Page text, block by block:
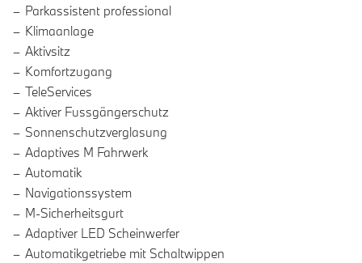
Parkassistent professional
Klimaanlage
Aktivsitz
Komfortzugang
TeleServices
Aktiver Fussgängerschutz
Sonnenschutzverglasung
Adaptives M Fahrwerk
Automatik
Navigationssystem
M-Sicherheitsgurt
Adaptiver LED Scheinwerfer
Automatikgetriebe mit Schaltwippen